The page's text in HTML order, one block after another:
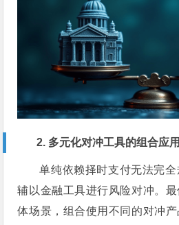
2. 多元化对冲工具的组合应用
单纯依赖择时支付无法完
辅以金融工具进行风险对冲。
体场景，组合使用不同的对冲